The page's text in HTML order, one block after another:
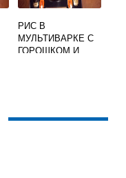
РИС В
МУЛЬТИВАРКЕ С
ГОРОШКОМ И